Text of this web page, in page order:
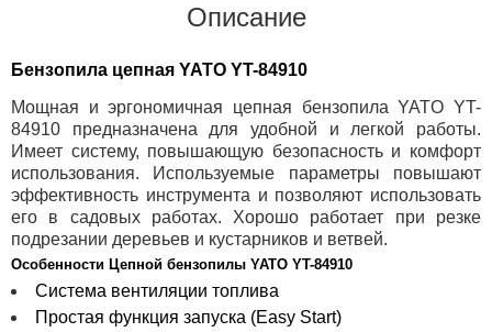
Описание
Бензопила цепная YATO YT-84910
Мощная и эргономичная цепная бензопила YATO YT-
84910 предназначена для удобной и легкой работы.
Имеет систему, повышающую безопасность и комфорт
использования. Используемые параметры повышают
эффективность инструмента и позволяют использовать
его в садовых работах. Хорошо работает при резке
подрезании деревьев и кустарников и ветвей.
Особенности Цепной бензопилы YATO YT-84910
Система вентиляции топлива
Простая функция запуска (Easy Start)